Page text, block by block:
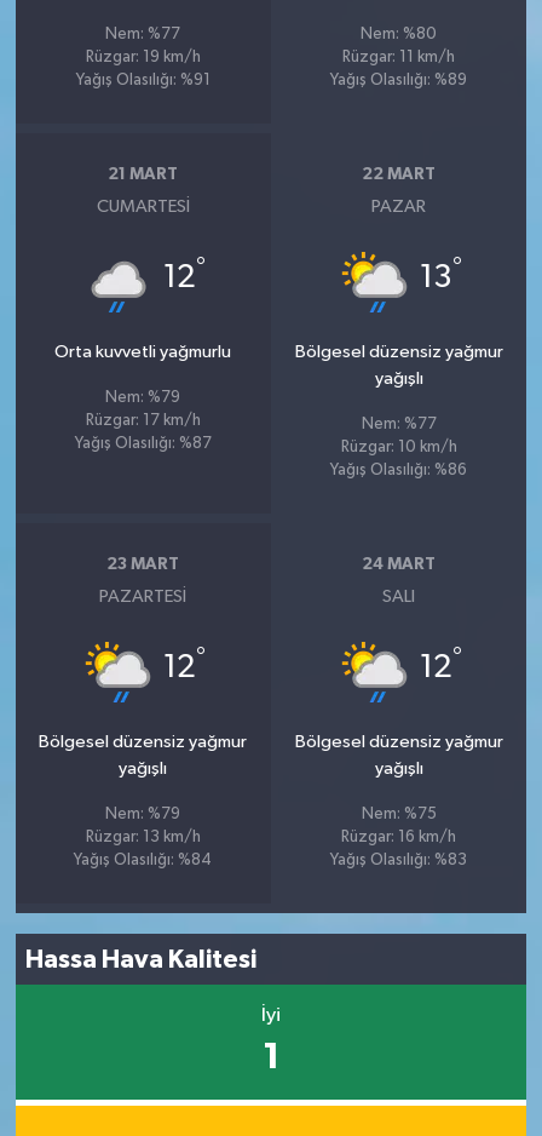
Nem: %77
Rüzgar: 19 km/h
Yağış Olasılığı: %91
Nem: %80
Rüzgar: 11 km/h
Yağış Olasılığı: %89
21 MART
CUMARTESI
12°
Orta kuvvetli yağmurlu
Nem: %79
Rüzgar: 17 km/h
Yağış Olasılığı: %87
22 MART
PAZAR
13°
Bölgesel düzensiz yağmur
yağışlı
Nem: %77
Rüzgar: 10 km/h
Yağış Olasılığı: %86
23 MART
PAZARTESI
12°
Bölgesel düzensiz yağmur
yağışlı
Nem: %79
Rüzgar: 13 km/h
Yağış Olasılığı: %84
24 MART
SALI
12°
Bölgesel düzensiz yağmur
yağışlı
Nem: %75
Rüzgar: 16 km/h
Yağış Olasılığı: %83
Hassa Hava Kalitesi
İyi
1